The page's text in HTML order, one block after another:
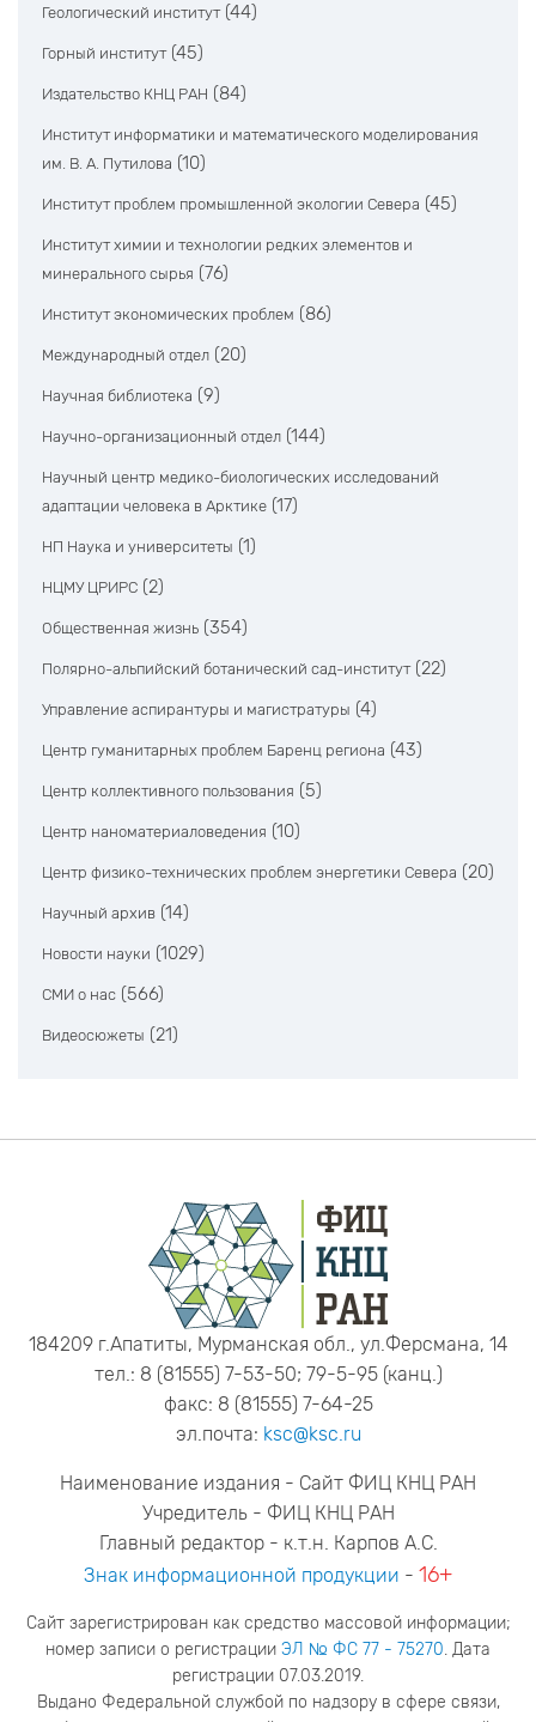
Геологический институт (44)
Горный институт (45)
Издательство КНЦ РАН (84)
Институт информатики и математического моделирования
им. В. А. Путилова (10)
Институт проблем промышленной экологии Севера (45)
Институт химии и технологии редких элементов и
минерального сырья (76)
Институт экономических проблем (86)
Международный отдел (20)
Научная библиотека (9)
Научно-организационный отдел (144)
Научный центр медико-биологических исследований
адаптации человека в Арктике (17)
НП Наука и университеты (1)
НЦМУ ЦРИРС (2)
Общественная жизнь (354)
Полярно-альпийский ботанический сад-институт (22)
Управление аспирантуры и магистратуры (4)
Центр гуманитарных проблем Баренц региона (43)
Центр коллективного пользования (5)
Центр наноматериаловедения (10)
Центр физико-технических проблем энергетики Севера (20)
Научный архив (14)
Новости науки (1029)
СМИ о нас (566)
Видеосюжеты (21)
184209 г.Апатиты, Мурманская обл., ул.Ферсмана, 14
тел.: 8 (81555) 7-53-50; 79-5-95 (канц.)
факс: 8 (81555) 7-64-25
эл.почта: ksc@ksc.ru
Наименование издания - Сайт ФИЦ КНЦ РАН
Учредитель - ФИЦ КНЦ РАН
Главный редактор - к.т.н. Карпов А.С.
Знак информационной продукции - 16+
Сайт зарегистрирован как средство массовой информации;
номер записи о регистрации ЭЛ № ФС 77 - 75270. Дата
регистрации 07.03.2019.
Выдано Федеральной службой по надзору в сфере связи,